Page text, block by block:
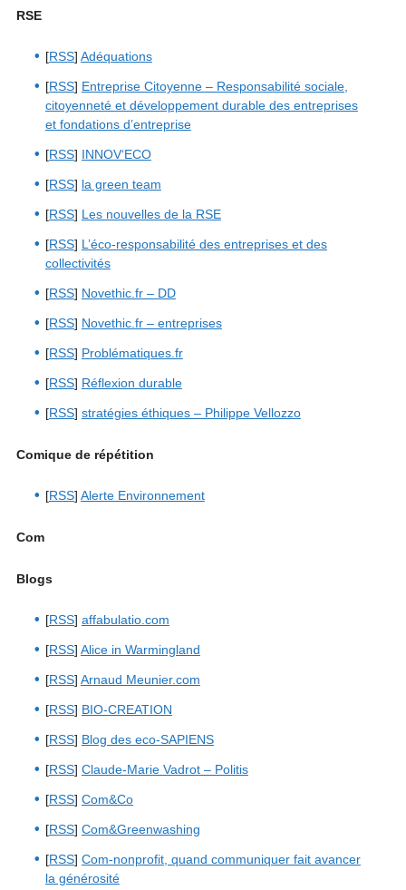
RSE
[RSS] Adéquations
[RSS] Entreprise Citoyenne – Responsabilité sociale,
citoyenneté et développement durable des entreprises
et fondations d’entreprise
[RSS] INNOV‘ECO
[RSS] la green team
[RSS] Les nouvelles de la RSE
[RSS] L’éco-responsabilité des entreprises et des
collectivités
[RSS] Novethic.fr – DD
[RSS] Novethic.fr – entreprises
[RSS] Problématiques.fr
[RSS] Réflexion durable
[RSS] stratégies éthiques – Philippe Vellozzo
Comique de répétition
[RSS] Alerte Environnement
Com
Blogs
[RSS] affabulatio.com
[RSS] Alice in Warmingland
[RSS] Arnaud Meunier.com
[RSS] BIO-CREATION
[RSS] Blog des eco-SAPIENS
[RSS] Claude-Marie Vadrot – Politis
[RSS] Com&Co
[RSS] Com&Greenwashing
[RSS] Com-nonprofit, quand communiquer fait avancer
la générosité